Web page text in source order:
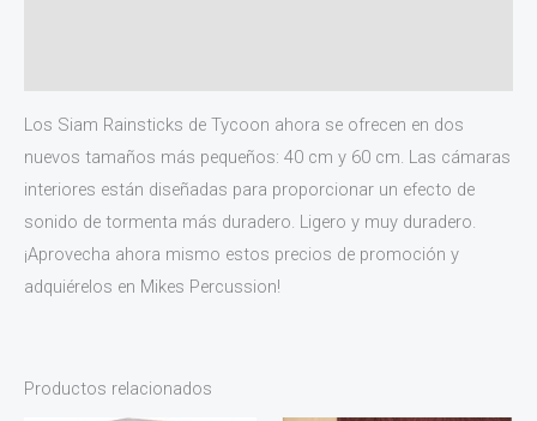
Los Siam Rainsticks de Tycoon ahora se ofrecen en dos
nuevos tamaños más pequeños: 40 cm y 60 cm. Las cámaras
interiores están diseñadas para proporcionar un efecto de
sonido de tormenta más duradero. Ligero y muy duradero.
¡Aprovecha ahora mismo estos precios de promoción y
adquiérelos en Mikes Percussion!
Productos relacionados